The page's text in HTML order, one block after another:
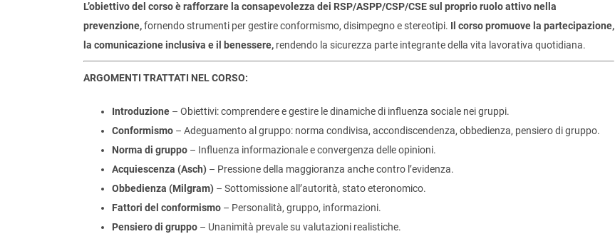
L’obiettivo del corso è rafforzare la consapevolezza dei RSP/ASPP/CSP/CSE sul proprio ruolo attivo nella
prevenzione,fornendo strumenti per gestire conformismo, disimpegno e stereotipi. Il corso promuove la partecipazione,
la comunicazione inclusiva e il benessere, rendendo la sicurezza parte integrante della vita lavorativa quotidiana.
ARGOMENTI TRATTATI NEL CORSO:
Introduzione – Obiettivi: comprendere e gestire le dinamiche di influenza sociale nei gruppi.
Conformismo – Adeguamento al gruppo: norma condivisa, accondiscendenza, obbedienza, pensiero di gruppo.
Norma di gruppo – Influenza informazionale e convergenza delle opinioni.
Acquiescenza (Asch) – Pressione della maggioranza anche contro l’evidenza.
Obbedienza (Milgram) – Sottomissione all’autorità, stato eteronomico.
Fattori del conformismo – Personalità, gruppo, informazioni.
Pensiero di gruppo – Unanimità prevale su valutazioni realistiche.